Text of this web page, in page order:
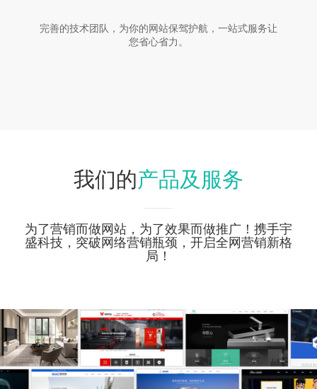
完善的技术团队，为你的网站保驾护航，一站式服务让
您省心省力。
我们的产品及服务
为了营销而做网站，为了效果而做推广！携手宇
盛科技，突破网络营销瓶颈，开启全网营销新格
局！